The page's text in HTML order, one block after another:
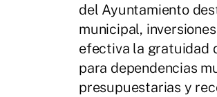
del Ayuntamiento
municipal,
efectiva la gratuidad
para dependencias
presupuestarias y